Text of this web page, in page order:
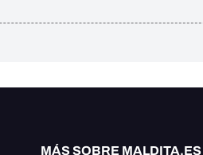
MÁS SOBRE MALDITA.ES